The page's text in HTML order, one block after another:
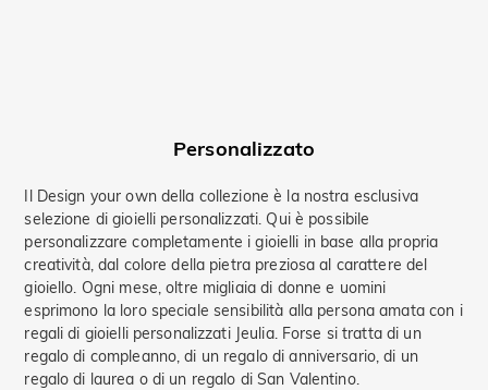
Personalizzato
Il Design your own della collezione è la nostra esclusiva
selezione di gioielli personalizzati. Qui è possibile
personalizzare completamente i gioielli in base alla propria
creatività, dal colore della pietra preziosa al carattere del
gioiello. Ogni mese, oltre migliaia di donne e uomini
esprimono la loro speciale sensibilità alla persona amata con i
regali di gioielli personalizzati Jeulia. Forse si tratta di un
regalo di compleanno, di un regalo di anniversario, di un
regalo di laurea o di un regalo di San Valentino.